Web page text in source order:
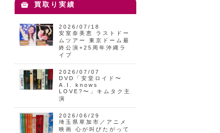
買取り実績
2026/07/18
安室奈美恵 ラストドー
ムツアー 東京ドーム最
終公演+25周年沖縄ラ
イブ
2026/07/07
DVD「安堂ロイド〜
A.I. knows
LOVE?〜」キムタク主
演
2026/06/29
埼玉県草加市／アニメ
映画 心が叫びたがって